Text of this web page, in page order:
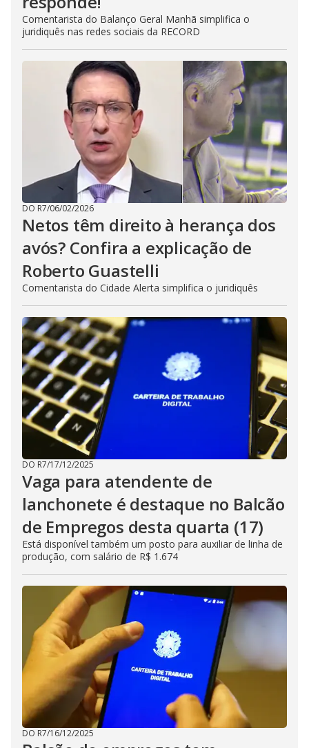
Comentarista do Balanço Geral Manhã simplifica o
juridiquês nas redes sociais da RECORD
DO R7/06/02/2026
Netos têm direito à herança dos
avós? Confira a explicação de
Roberto Guastelli
Comentarista do Cidade Alerta simplifica o juridiquês
DO R7/17/12/2025
Vaga para atendente de
lanchonete é destaque no Balcão
de Empregos desta quarta (17)
Está disponível também um posto para auxiliar de linha de
produção, com salário de R$ 1.674
DO R7/16/12/2025